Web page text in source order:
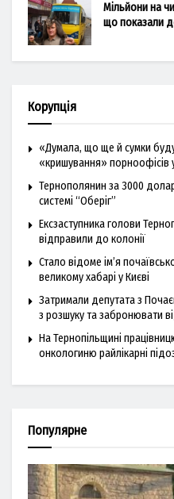
Мільйони на
що показали
Корупція
«Думала, що ще й сумки
«кришування» порноофісів
Тернополянин за 3000
системі “Оберіг”
Ексзаступника голови
відправили до колонії
Стало відоме ім’я
великому хабарі у Києві
Затримали депутата з
з розшуку та забронювати
На Тернопільщині
онкологиню райлікарні
Популярне